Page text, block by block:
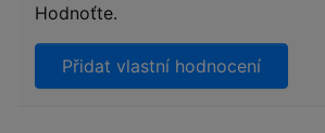
Hodnoťte.
Přidat vlastní hodnocení